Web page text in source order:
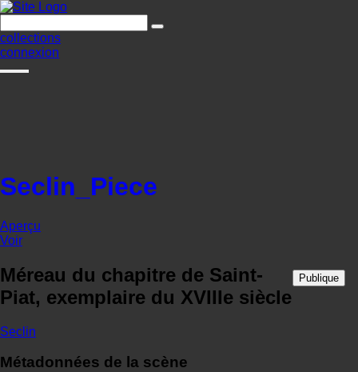
collections
connexion
Seclin_Piece
Aperçu
Voir
Méreau du chapitre de Saint-
Piat, exemplaire du XVIIIe siècle
Publique
Seclin
Métadonnées de la scène